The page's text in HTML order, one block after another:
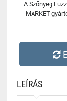
A Szőnyeg
MARKET
LEÍRÁS